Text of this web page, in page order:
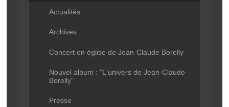
Actualités
Archives
Concert en église de Jean-Claude Borelly
Nouvel album : "L'univers de Jean-Claude
Borelly"
Presse